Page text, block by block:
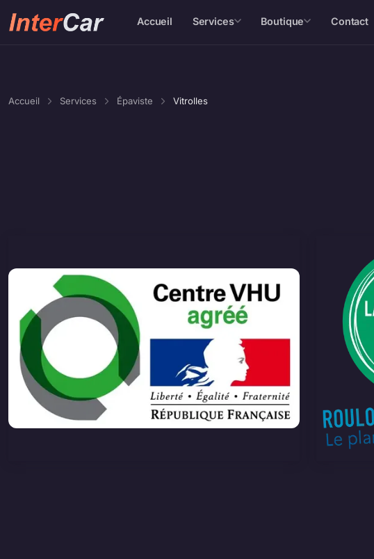
Accueil Services Boutique Contact
Accueil Services Épaviste Vitrolles